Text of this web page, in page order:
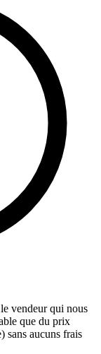
vendeur qui nous
que du prix
sans aucuns frais